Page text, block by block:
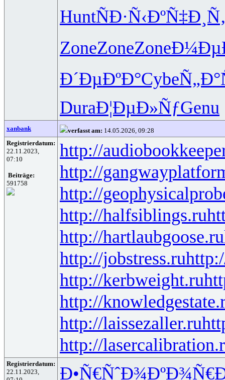
HuntÑÐ·Ñ‹Ðº
ZoneZoneZone
Ð´ÐµÐºÐ°Cybe
DuraÐ¦ÐµÐ»ÑƒGenu
xanbank verfasst am: 14.05.2026, 09:28
Registrierdatum:
22.11.2023,
07:10
Beiträge:
591758
http://
http://
http://
http://halfsiblings.ru
http://hartlaubgoose.ru
http://jobstress.ru
http://kerbweight.ru
http://
http://laissezaller.ru
http://
Registrierdatum:
22.11.2023,
Ð•Ñ€ÑˆÐ¾